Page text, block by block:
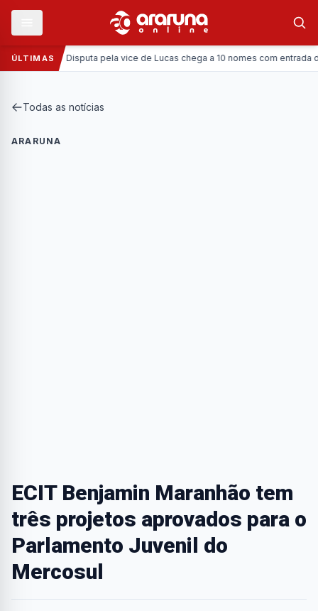
ÚLTIMAS
Política:Disputa pela vice de Lucas chega a 10 nomes com entrada da
Todas as notícias
ARARUNA
ECIT Benjamin Maranhão tem
três projetos aprovados para o
Parlamento Juvenil do
Mercosul